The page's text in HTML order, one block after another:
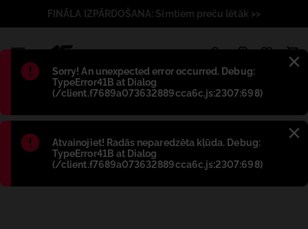
Błąd:
Sorry! An unexpected error occurred. Debug:
TypeError41B at Dialog
(/client.f7689a073632889cca6c.js:2307:698)
Błąd:
Atvainojiet! Radās neparedzēta kļūda. Debug:
TypeError41B at Dialog
(/client.f7689a073632889cca6c.js:2307:698)
FINĀLA IZPĀRDOŠANA: Simtiem preču lētāk >>